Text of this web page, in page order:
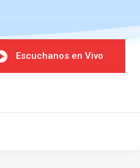
Escuchanos en Vivo